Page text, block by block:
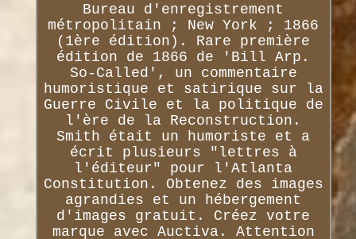
Bureau d'enregistrement
métropolitain ; New York ; 1866
(1ère édition). Rare première
édition de 1866 de 'Bill Arp.
So-Called', un commentaire
humoristique et satirique sur la
Guerre Civile et la politique de
l'ère de la Reconstruction.
Smith était un humoriste et a
écrit plusieurs "lettres à
l'éditeur" pour l'Atlanta
Constitution. Obtenez des images
agrandies et un hébergement
d'images gratuit. Créez votre
marque avec Auctiva. Attention